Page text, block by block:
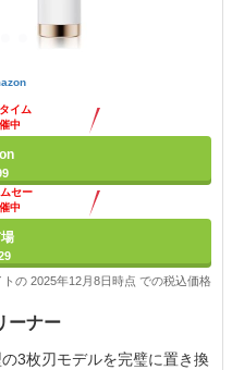
イム
中
セー
中
の 2025年12月8日時点 での税込価格
ーナー
3枚刃モデルを完璧に置き換